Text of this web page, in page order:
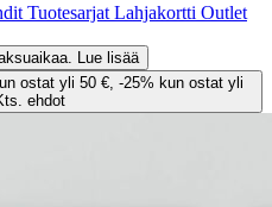
Tuotesarjat Lahjakortti Outlet
Lue lisää
ostat yli 50 €, -25% kun ostat yli
ehdot